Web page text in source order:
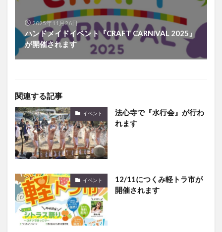
2025年11月26日
ハンドメイドイベント『CRAFT CARNIVAL 2025』
が開催されます
関連する記事
イベント
法心寺で『水行会』が行わ
れます
イベント
12/11につくみ軽トラ市が
開催されます